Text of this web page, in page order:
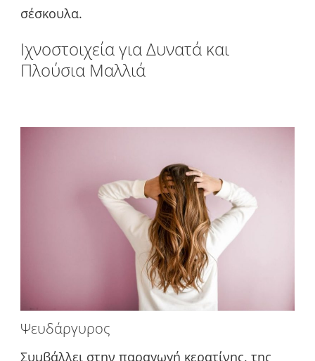
σέσκουλα.
Ιχνοστοιχεία για Δυνατά και
Πλούσια Μαλλιά
Ψευδάργυρος
Συμβάλλει στην παραγωγή κερατίνης, της